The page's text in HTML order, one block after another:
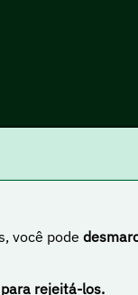
você pode
rejeitá-los.
4.0 Internacional